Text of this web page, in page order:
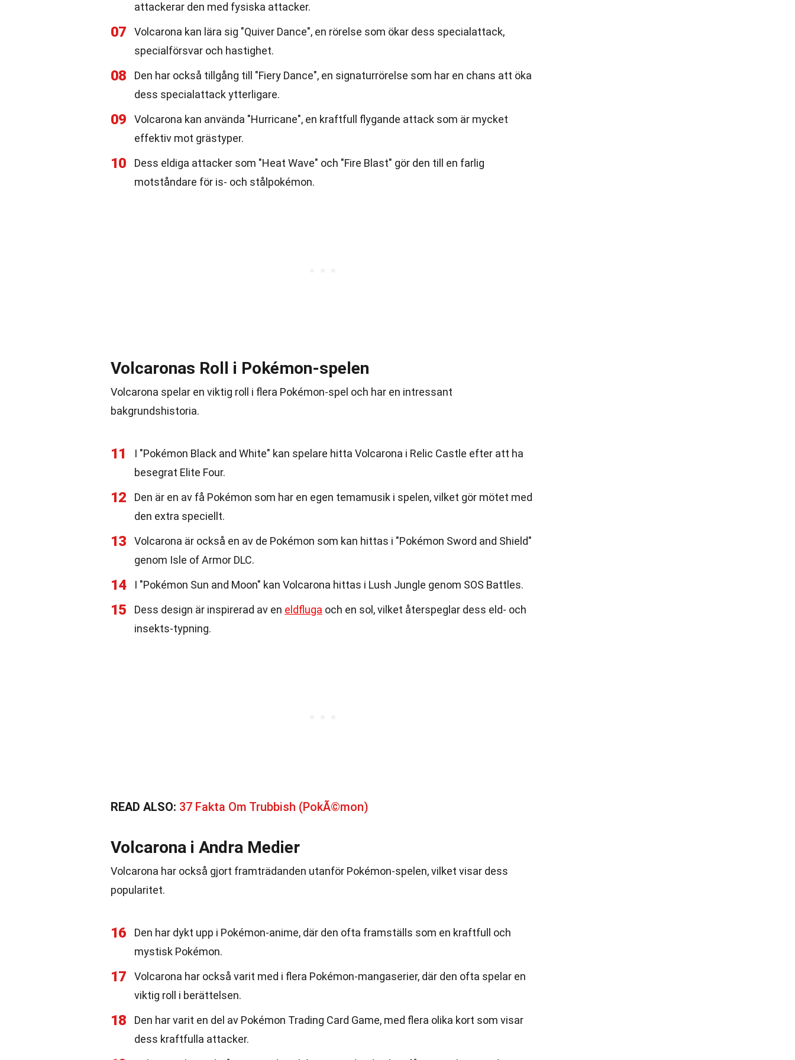
attackerar den med fysiska attacker.
07
Volcarona kan lära sig "Quiver Dance", en rörelse som ökar dess specialattack,
specialförsvar och hastighet.
08
Den har också tillgång till "Fiery Dance", en signaturrörelse som har en chans att öka
dess specialattack ytterligare.
09
Volcarona kan använda "Hurricane", en kraftfull flygande attack som är mycket
effektiv mot grästyper.
10
Dess eldiga attacker som "Heat Wave" och "Fire Blast" gör den till en farlig
motståndare för is- och stålpokémon.
Volcaronas Roll i Pokémon-spelen
Volcarona spelar en viktig roll i flera Pokémon-spel och har en intressant
bakgrundshistoria.
11
I "Pokémon Black and White" kan spelare hitta Volcarona i Relic Castle efter att ha
besegrat Elite Four.
12
Den är en av få Pokémon som har en egen temamusik i spelen, vilket gör mötet med
den extra speciellt.
13
Volcarona är också en av de Pokémon som kan hittas i "Pokémon Sword and Shield"
genom Isle of Armor DLC.
14 I "Pokémon Sun and Moon" kan Volcarona hittas i Lush Jungle genom SOS Battles.
15 Dess design är inspirerad av en eldfluga och en sol, vilket återspeglar dess eld- och
insekts-typning.
READ ALSO: 37 Fakta Om Trubbish (PokÃ©mon)
Volcarona i Andra Medier
Volcarona har också gjort framträdanden utanför Pokémon-spelen, vilket visar dess
popularitet.
16
Den har dykt upp i Pokémon-anime, där den ofta framställs som en kraftfull och
mystisk Pokémon.
17
Volcarona har också varit med i flera Pokémon-mangaserier, där den ofta spelar en
viktig roll i berättelsen.
18
Den har varit en del av Pokémon Trading Card Game, med flera olika kort som visar
dess kraftfulla attacker.